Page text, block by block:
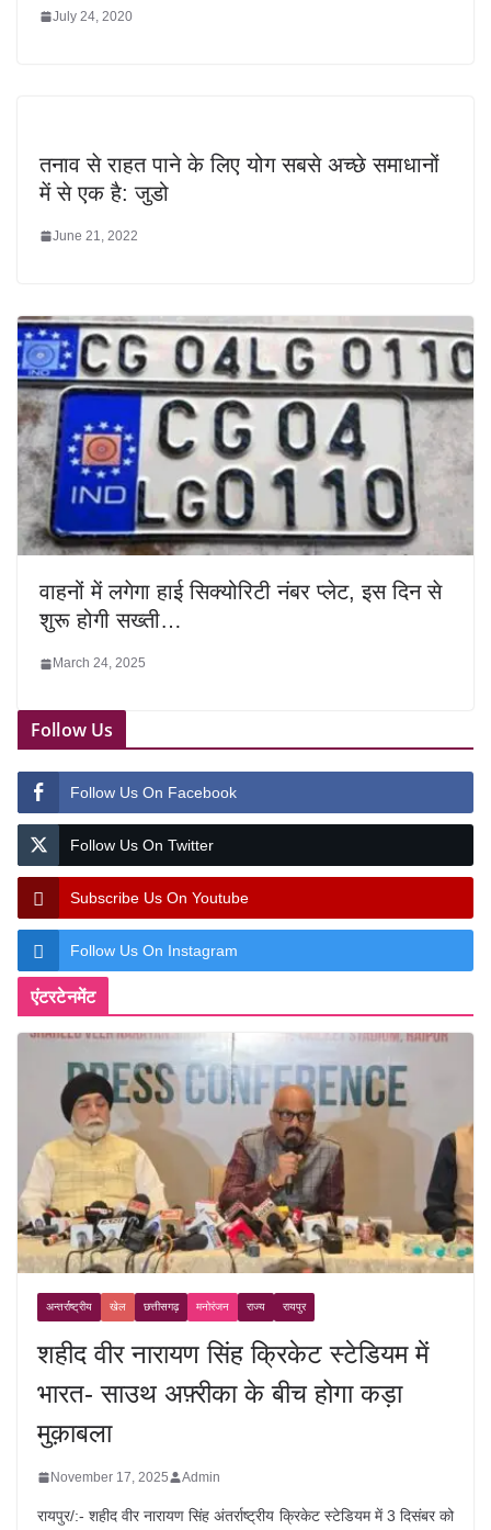
July 24, 2020
तनाव से राहत पाने के लिए योग सबसे अच्छे समाधानों
में से एक है: जुडो
June 21, 2022
वाहनों में लगेगा हाई सिक्योरिटी नंबर प्लेट, इस दिन से
शुरू होगी सख्ती…
March 24, 2025
Follow Us
Follow Us On Facebook
Follow Us On Twitter
Subscribe Us On Youtube
Follow Us On Instagram
एंटरटेनमेंट
अन्तर्राष्ट्रीय खेल छत्तीसगढ़ मनोरंजन राज्य रायपुर
शहीद वीर नारायण सिंह क्रिकेट स्टेडियम में
भारत- साउथ अफ़्रीका के बीच होगा कड़ा
मुक़ाबला
November 17, 2025 Admin
रायपुर/:- शहीद वीर नारायण सिंह अंतर्राष्ट्रीय क्रिकेट स्टेडियम में 3 दिसंबर को